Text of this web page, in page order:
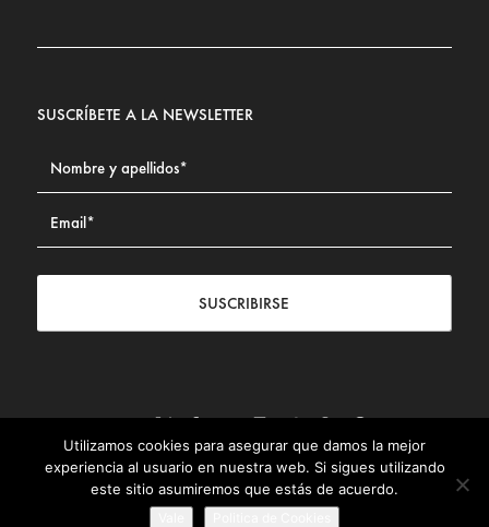
SUSCRÍBETE A LA NEWSLETTER
SUSCRIBIRSE
Contacto|Aviso legal| Política de privacidad| Política de
Cookies
© Fundación Civismo 2025
Utilizamos cookies para asegurar que damos la mejor
experiencia al usuario en nuestra web. Si sigues utilizando
este sitio asumiremos que estás de acuerdo.